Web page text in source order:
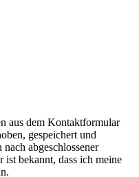
aus dem Kontaktformular
gespeichert und
abgeschlossener
bekannt, dass ich meine